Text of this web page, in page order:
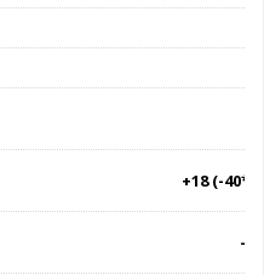
+18 (-
-